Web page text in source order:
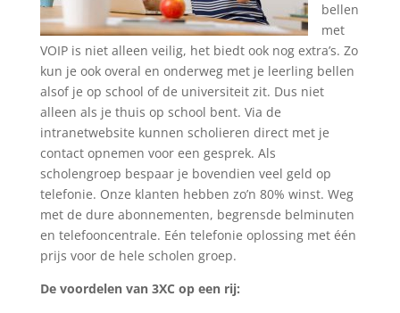
bellen
met
VOIP is niet alleen veilig, het biedt ook nog extra’s. Zo
kun je ook overal en onderweg met je leerling bellen
alsof je op school of de universiteit zit. Dus niet
alleen als je thuis op school bent. Via de
intranetwebsite kunnen scholieren direct met je
contact opnemen voor een gesprek. Als
scholengroep bespaar je bovendien veel geld op
telefonie. Onze klanten hebben zo’n 80% winst. Weg
met de dure abonnementen, begrensde belminuten
en telefooncentrale. Eén telefonie oplossing met één
prijs voor de hele scholen groep.
De voordelen van 3XC op een rij: